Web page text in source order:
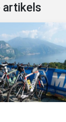
artikels